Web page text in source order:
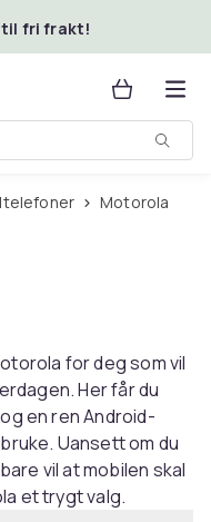
til fri frakt!
Motorola
for deg som vil
Her får du
en ren Android-
Uansett om du
vil at mobilen skal
et trygt valg.